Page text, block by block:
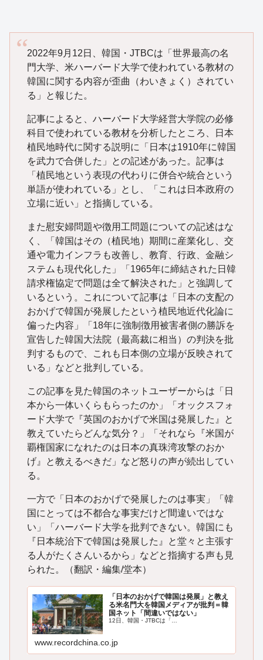
2022年9月12日、韓国・JTBCは「世界最高の名
門大学、米ハーバード大学で使われている教材の
韓国に関する内容が歪曲（わいきょく）されてい
る」と報じた。
記事によると、ハーバード大学経営大学院の必修
科目で使われている教材を分析したところ、日本
植民地時代に関する説明に「日本は1910年に韓国
を武力で合併した」との記述があった。記事は
「植民地という表現の代わりに併合や統合という
単語が使われている」とし、「これは日本政府の
立場に近い」と指摘している。
また慰安婦問題や徴用工問題についての記述はな
く、「韓国はその（植民地）期間に産業化し、交
通や電力インフラも改善し、教育、行政、金融シ
ステムも現代化した」「1965年に締結された日韓
請求権協定で問題は全て解決された」と強調して
いるという。これについて記事は「日本の支配の
おかげで韓国が発展したという植民地近代化論に
偏った内容」「18年に強制徴用被害者側の勝訴を
宣告した韓国大法院（最高裁に相当）の判決を批
判するもので、これも日本側の立場が反映されて
いる」などと批判している。
この記事を見た韓国のネットユーザーからは「日
本から一体いくらもらったのか」「オックスフォ
ード大学で『英国のおかげで米国は発展した』と
教えていたらどんな気分？」「それなら『米国が
覇権国家になれたのは日本の真珠湾攻撃のおか
げ』と教えるべきだ」など怒りの声が続出してい
る。
一方で「日本のおかげで発展したのは事実」「韓
国にとっては不都合な事実だけど間違いではな
い」「ハーバード大学を批判できない。韓国にも
『日本統治下で韓国は発展した』と堂々と主張す
る人がたくさんいるから」などと指摘する声も見
られた。（翻訳・編集/堂本）
「日本のおかげで韓国は発展」と教え
る米名門大を韓国メディアが批判＝韓
国ネット「間違いではない」
12日、韓国・JTBCは「…
www.recordchina.co.jp